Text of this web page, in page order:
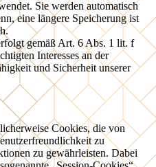
Sie werden automatisch
eine längere Speicherung ist
gemäß Art. 6 Abs. 1 lit. f
Interesses an der
und Sicherheit unserer
Cookies, die von
zu
zu gewährleisten. Dabei